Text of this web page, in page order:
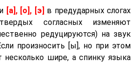
[а], [о], [э]
в предударных слогах
согласных изменяют
редуцируются) на звук
произносить [ы], но при этом
несколько шире, а спинку языка